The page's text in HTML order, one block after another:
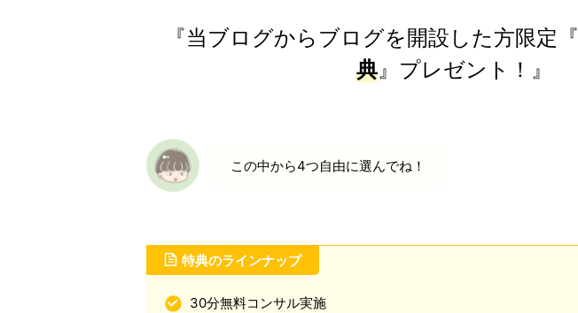
『当ブログからブログを開設した方限定『
典』プレゼント！』
この中から4つ自由に選んでね！
特典のラインナップ
30分無料コンサル実施